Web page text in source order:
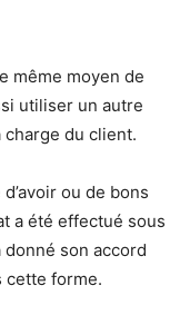
même moyen de
utiliser un autre
charge du client.
ou de bons
a été effectué sous
son accord
cette forme.